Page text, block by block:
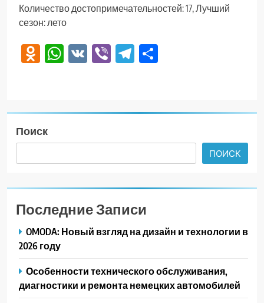
Количество достопримечательностей: 17, Лучший
сезон: лето
Odnoklassniki
WhatsApp
VK ViberTelegram
Поиск
ПОИСК
Последние Записи
OMODA: Новый взгляд на дизайн и технологии в
2026 году
Особенности технического обслуживания,
диагностики и ремонта немецких автомобилей